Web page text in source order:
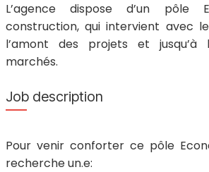
L’agence dispose d’un pôle
construction, qui intervient avec
l’amont des projets et jusqu’à
marchés.
Job description
Pour venir conforter ce pôle
recherche un.e: